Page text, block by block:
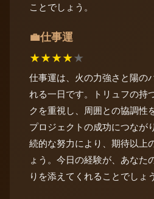
ことでしょう。
💼仕事運
★★★★★
仕事運は、火の力強さと陽の
れる一日です。トリュフの持
クを重視し、周囲との協調性
プロジェクトの成功につなが
続的な努力により、期待以上
ょう。今日の経験が、あなた
りを添えてくれることでしょう